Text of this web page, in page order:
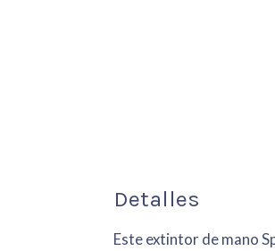
Detalles
Este extintor de mano